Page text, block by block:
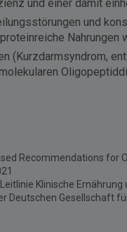
und einer damit
und
Nahrungen
(Kurzdarmsyndrom,
Recommendations for
Klinische
Deutschen Gesellschaft